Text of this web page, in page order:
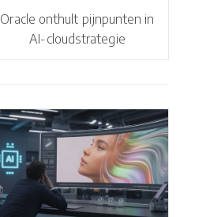
Oracle onthult pijnpunten in
AI-cloudstrategie